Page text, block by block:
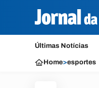
Últimas Notícias
Home>esportes